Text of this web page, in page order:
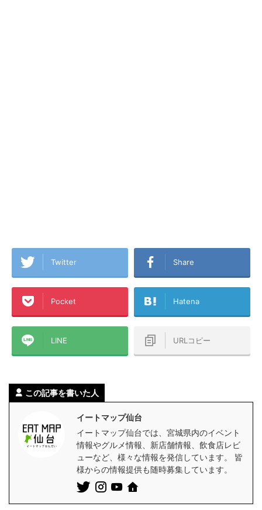
Twitter Share
Pocket Hatena
LINE URLコピー
この記事を書いた人
イートマップ仙台
イートマップ仙台では、宮城県内のイベント
情報やグルメ情報、新店舗情報、飲食店レビ
ューなど、様々な情報を発信しています。 皆
様からの情報提供も随時募集しています。